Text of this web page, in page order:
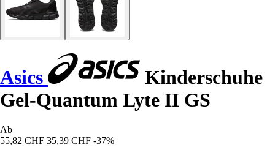
Asics
Kinderschuhe
Gel-Quantum Lyte II GS
Ab
55,82 CHF 35,39 CHF -37%